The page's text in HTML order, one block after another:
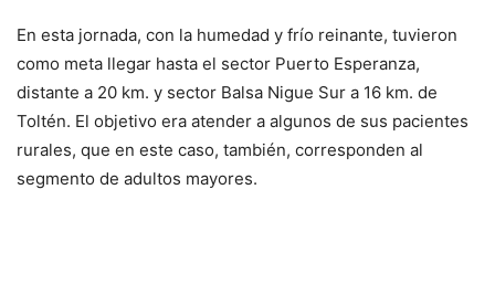
En esta jornada, con la humedad y frío reinante, tuvieron
como meta llegar hasta el sector Puerto Esperanza,
distante a 20 km. y sector Balsa Nigue Sur a 16 km. de
Toltén. El objetivo era atender a algunos de sus pacientes
rurales, que en este caso, también, corresponden al
segmento de adultos mayores.